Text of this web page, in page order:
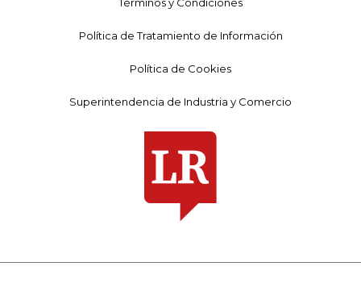
Política de Tratamiento de Información
Política de Cookies
Superintendencia de Industria y Comercio